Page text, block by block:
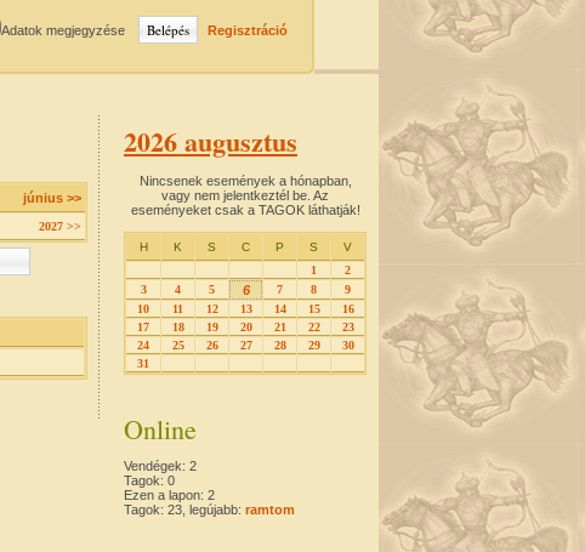
Adatok megjegyzése Regisztráció
június >>
2027 >>
2026 augusztus
Nincsenek események a hónapban,
vagy nem jelentkeztél be. Az
eseményeket csak a TAGOK láthatják!
H K S C P S
V
1
2
3
4 5 6 7 8
9
10
11 12 13 14 15
16
17
18 19 20 21 22
23
24
25 26 27 28 29
30
31
Online
Vendégek: 2
Tagok: 0
Ezen a lapon: 2
Tagok: 23, legújabb: ramtom